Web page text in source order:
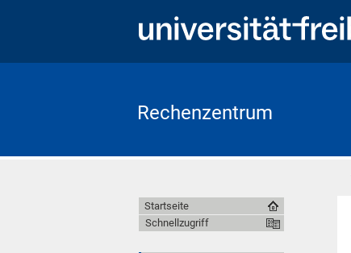
Rechenzentrum
Startseite
Schnellzugriff